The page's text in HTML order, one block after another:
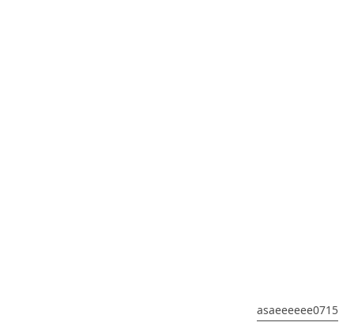
asaeeeeee0715